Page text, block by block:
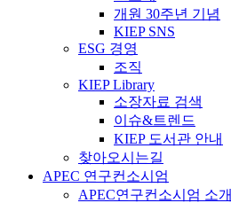
개원 30주년 기념
KIEP SNS
ESG 경영
조직
KIEP Library
소장자료 검색
이슈&트렌드
KIEP 도서관 안내
찾아오시는길
APEC 연구컨소시엄
APEC연구컨소시엄 소개